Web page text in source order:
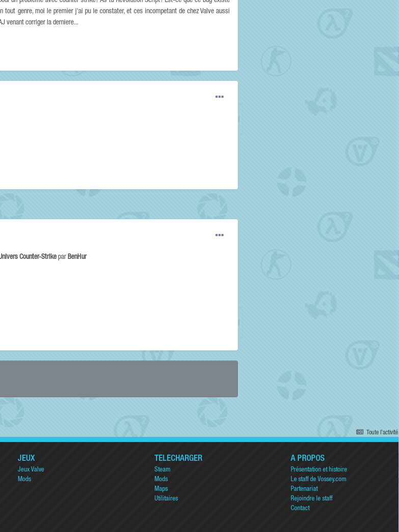
tout genre, moi le premier j'ai pu le constater, et ces incompetant de chez Valve aussi
venant corriger la derniere...
Counter-Strikepar BenHur
Toute l’activité
JEUX
Jeux Valve
Mods
TÉLÉCHARGER
Steam
Mods
Maps
Utilitaires
A PROPOS
Présentation et histoire
Le staff de Vossey.com
Partenariat
Rejoindre le staff
Contact